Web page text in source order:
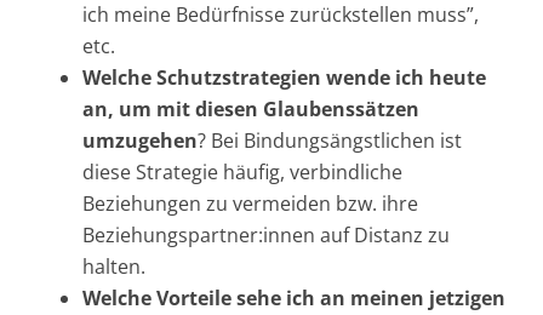
ich meine Bedürfnisse zurückstellen muss”,
etc.
Welche Schutzstrategien wende ich heute
an, um mit diesen Glaubenssätzen
umzugehen? Bei Bindungsängstlichen ist
diese Strategie häufig, verbindliche
Beziehungen zu vermeiden bzw. ihre
Beziehungspartner:innen auf Distanz zu
halten.
Welche Vorteile sehe ich an meinen jetzigen